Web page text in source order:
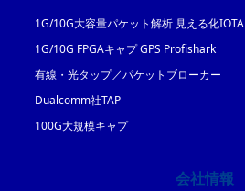
1G/10G大容量パケット解析 見える化IOTA
1G/10G FPGAキャプ GPS Profishark
有線・光タップ／パケットブローカー
Dualcomm社TAP
100G大規模キャプ
会社情報